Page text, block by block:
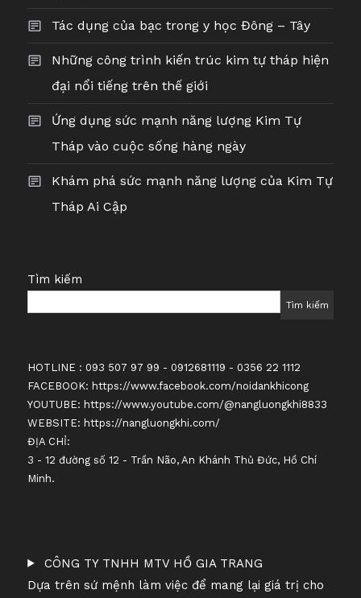
Tác dụng của bạc trong y học Đông – Tây
Những công trình kiến trúc kim tự tháp hiện
đại nổi tiếng trên thế giới
Ứng dụng sức mạnh năng lượng Kim Tự
Tháp vào cuộc sống hàng ngày
Khám phá sức mạnh năng lượng của Kim Tự
Tháp Ai Cập
Tìm kiếm
Tìm kiếm
HOTLINE : 093 507 97 99 - 0912681119 - 0356 22 1112
FACEBOOK: https://www.facebook.com/noidankhicong
YOUTUBE: https://www.youtube.com/@nangluongkhi8833
WEBSITE: https://nangluongkhi.com/
ĐỊA CHỈ:
3 - 12 đường số 12 - Trần Não, An Khánh Thủ Đức, Hồ Chí
Minh.
CÔNG TY TNHH MTV HỒ GIA TRANG
Dựa trên sứ mệnh làm việc để mang lại giá trị cho